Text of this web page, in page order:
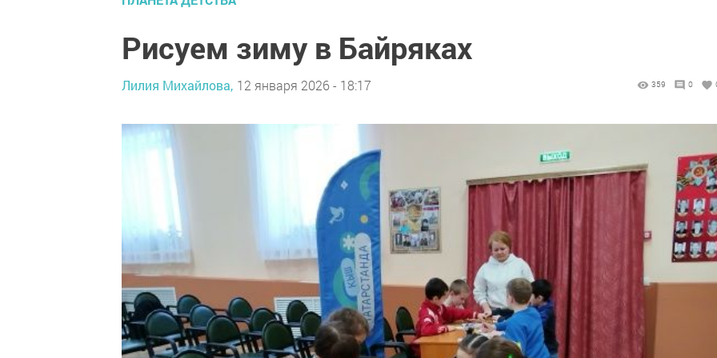
Рисуем зиму в Байряках
Лилия Михайлова, 12 января 2026 - 18:17 359 0